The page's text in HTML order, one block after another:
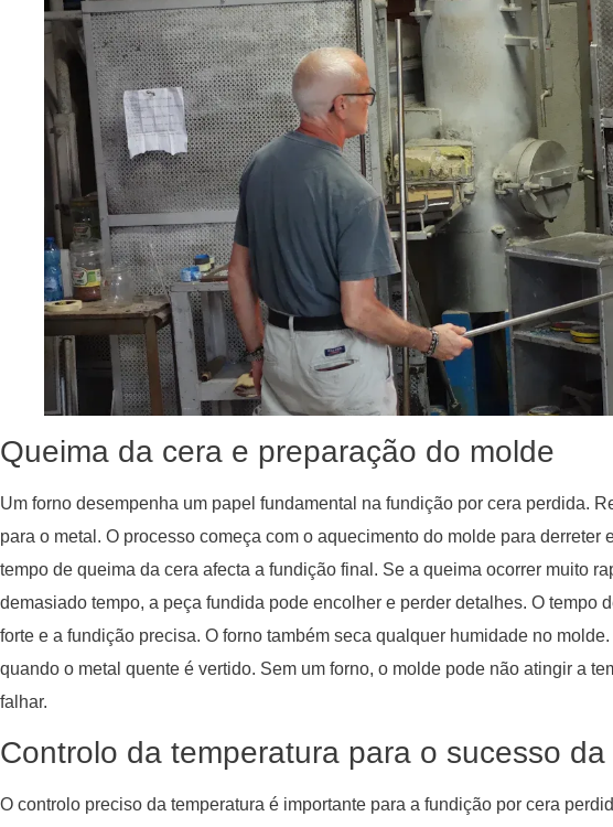
Queima da cera e preparação do molde
Um forno desempenha um papel fundamental na fundição por cera perdida.
para o metal. O processo começa com o aquecimento do molde para derreter
tempo de queima da cera afecta a fundição final. Se a queima ocorrer muito
demasiado tempo, a peça fundida pode encolher e perder detalhes. O tempo
forte e a fundição precisa. O forno também seca qualquer humidade no
quando o metal quente é vertido. Sem um forno, o molde pode não atingir a
falhar.
Controlo da temperatura para o sucesso
O controlo preciso da temperatura é importante para a fundição por cera